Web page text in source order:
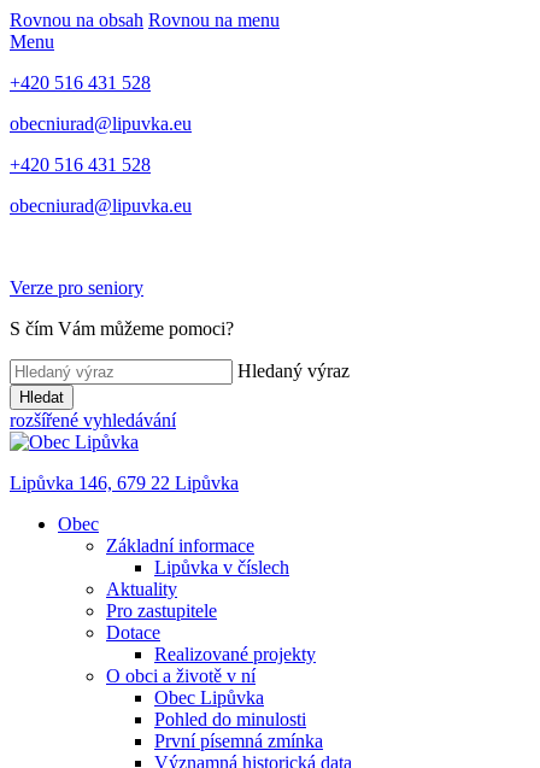
Rovnou na obsah Rovnou na menu
Menu
+420 516 431 528
obecniurad@lipuvka.eu
+420 516 431 528
obecniurad@lipuvka.eu
Verze pro seniory
S čím Vám můžeme pomoci?
Hledaný výraz
Hledat
rozšířené vyhledávání
Lipůvka 146, 679 22 Lipůvka
Obec
Základní informace
Lipůvka v číslech
Aktuality
Pro zastupitele
Dotace
Realizované projekty
O obci a životě v ní
Obec Lipůvka
Pohled do minulosti
První písemná zmínka
Významná historická data